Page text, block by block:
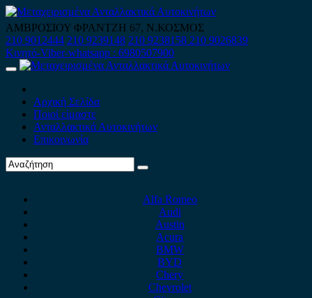
Skip
to
content
ΑΜΒΡΟΣΙΟΥ ΦΡΑΝΤΖΗ 67, Ν.ΚΟΣΜΟΣ
210 9012444 210 9239148 210 9238158 210 9026839
Κινητό-Viber-whatsapp : 6980507900
Primary
Αρχική Σελίδα
Ποιοί είμαστε
Ανταλλακτικά Αυτοκινήτων
Επικοινωνία
Alfa Romeo
Audi
Austin
Acura
BMW
BYD
Chery
Chevrolet